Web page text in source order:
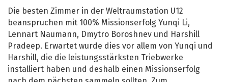
Die besten Zimmer in der Weltraumstation U12
beanspruchen mit 100% Missionserfolg Yunqi Li,
Lennart Naumann, Dmytro Boroshnev und Harshill
Pradeep. Erwartet wurde dies vor allem von Yunqi und
Harshill, die die leistungsstärksten Triebwerke
installiert haben und deshalb einen Missionserfolg